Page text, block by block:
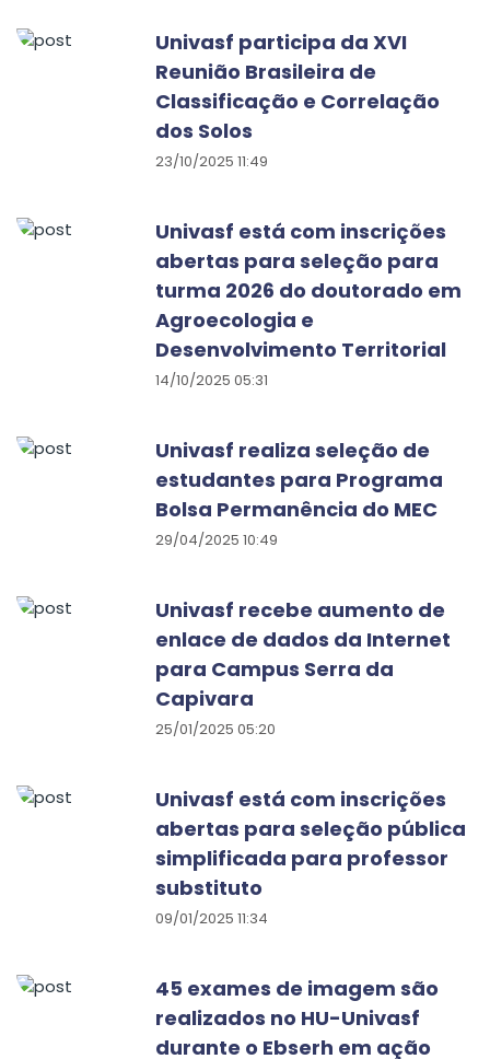
Univasf participa da XVI
Reunião Brasileira de
Classificação e Correlação
dos Solos
23/10/2025 11:49
Univasf está com inscrições
abertas para seleção para
turma 2026 do doutorado em
Agroecologia e
Desenvolvimento Territorial
14/10/2025 05:31
Univasf realiza seleção de
estudantes para Programa
Bolsa Permanência do MEC
29/04/2025 10:49
Univasf recebe aumento de
enlace de dados da Internet
para Campus Serra da
Capivara
25/01/2025 05:20
Univasf está com inscrições
abertas para seleção pública
simplificada para professor
substituto
09/01/2025 11:34
45 exames de imagem são
realizados no HU-Univasf
durante o Ebserh em ação